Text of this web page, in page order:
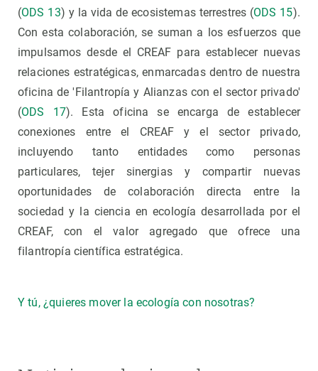
(ODS 13) y la vida de ecosistemas terrestres (ODS 15).
Con esta colaboración, se suman a los esfuerzos que
impulsamos desde el CREAF para establecer nuevas
relaciones estratégicas, enmarcadas dentro de nuestra
oficina de 'Filantropía y Alianzas con el sector privado'
(ODS 17). Esta oficina se encarga de establecer
conexiones entre el CREAF y el sector privado,
incluyendo tanto entidades como personas
particulares, tejer sinergias y compartir nuevas
oportunidades de colaboración directa entre la
sociedad y la ciencia en ecología desarrollada por el
CREAF, con el valor agregado que ofrece una
filantropía científica estratégica.
Y tú, ¿quieres mover la ecología con nosotras?